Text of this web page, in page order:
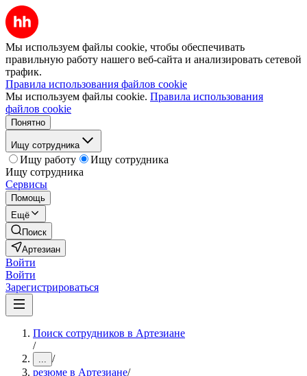
Мы используем файлы cookie, чтобы обеспечивать
правильную работу нашего веб-сайта и анализировать сетевой
трафик.
Правила использования файлов cookie
Мы используем файлы cookie. Правила использования
файлов cookie
Понятно
Ищу сотрудника
Ищу работу
Ищу сотрудника
Ищу сотрудника
Сервисы
Помощь
Ещё
Поиск
Артезиан
Войти
Войти
Зарегистрироваться
Поиск сотрудников в Артезиане
/
... /
резюме в Артезиане/